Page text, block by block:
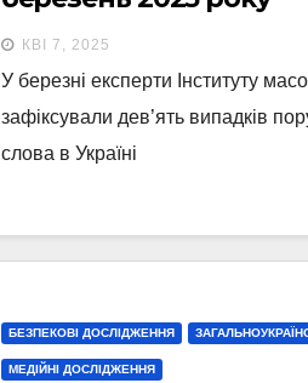
КВІ 7, 2025
У березні експерти Інституту
зафіксували дев’ять випадків
слова в Україні
БЕЗПЕКОВІ ДОСЛІДЖЕННЯ
МЕДІЙНІ ДОСЛІДЖЕННЯ